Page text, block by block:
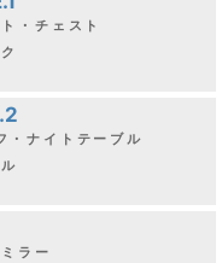
・チェスト
・ナイトテーブル
ラー